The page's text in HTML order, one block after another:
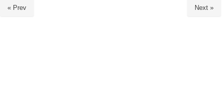
« Prev Next »